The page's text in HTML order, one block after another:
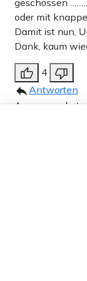
geschossen
oder mit
Damit ist nun,
Dank, kaum
4
Antworten